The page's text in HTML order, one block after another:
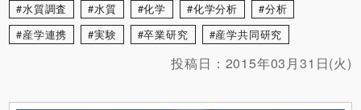
水質調査 水質 化学 化学分析
分析
産学連携
実験 卒業研究 産学共同研究
投稿日： 2015年03月31日(火)